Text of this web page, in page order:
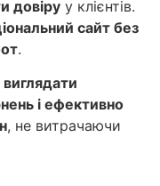
довіру у клієнтів.
сайт без
.
виглядати
і ефективно
, не витрачаючи